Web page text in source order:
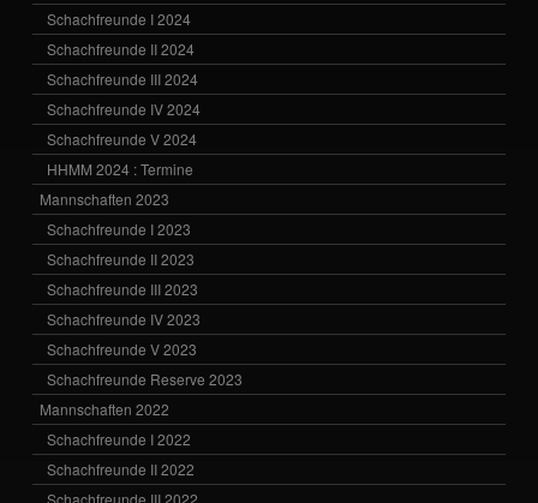
Schachfreunde I 2024
Schachfreunde II 2024
Schachfreunde III 2024
Schachfreunde IV 2024
Schachfreunde V 2024
HHMM 2024 : Termine
Mannschaften 2023
Schachfreunde I 2023
Schachfreunde II 2023
Schachfreunde III 2023
Schachfreunde IV 2023
Schachfreunde V 2023
Schachfreunde Reserve 2023
Mannschaften 2022
Schachfreunde I 2022
Schachfreunde II 2022
Schachfreunde III 2022